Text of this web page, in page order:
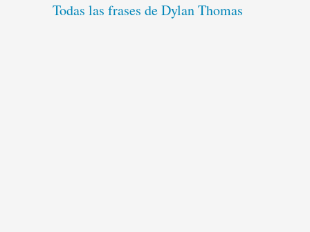
Todas las frases de Dylan Thomas